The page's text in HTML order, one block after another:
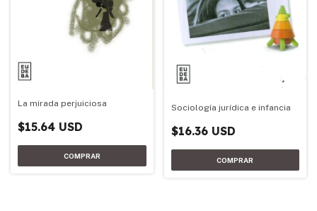
La mirada perjuiciosa
$15.64 USD
Sociología jurídica e infancia
$16.36 USD